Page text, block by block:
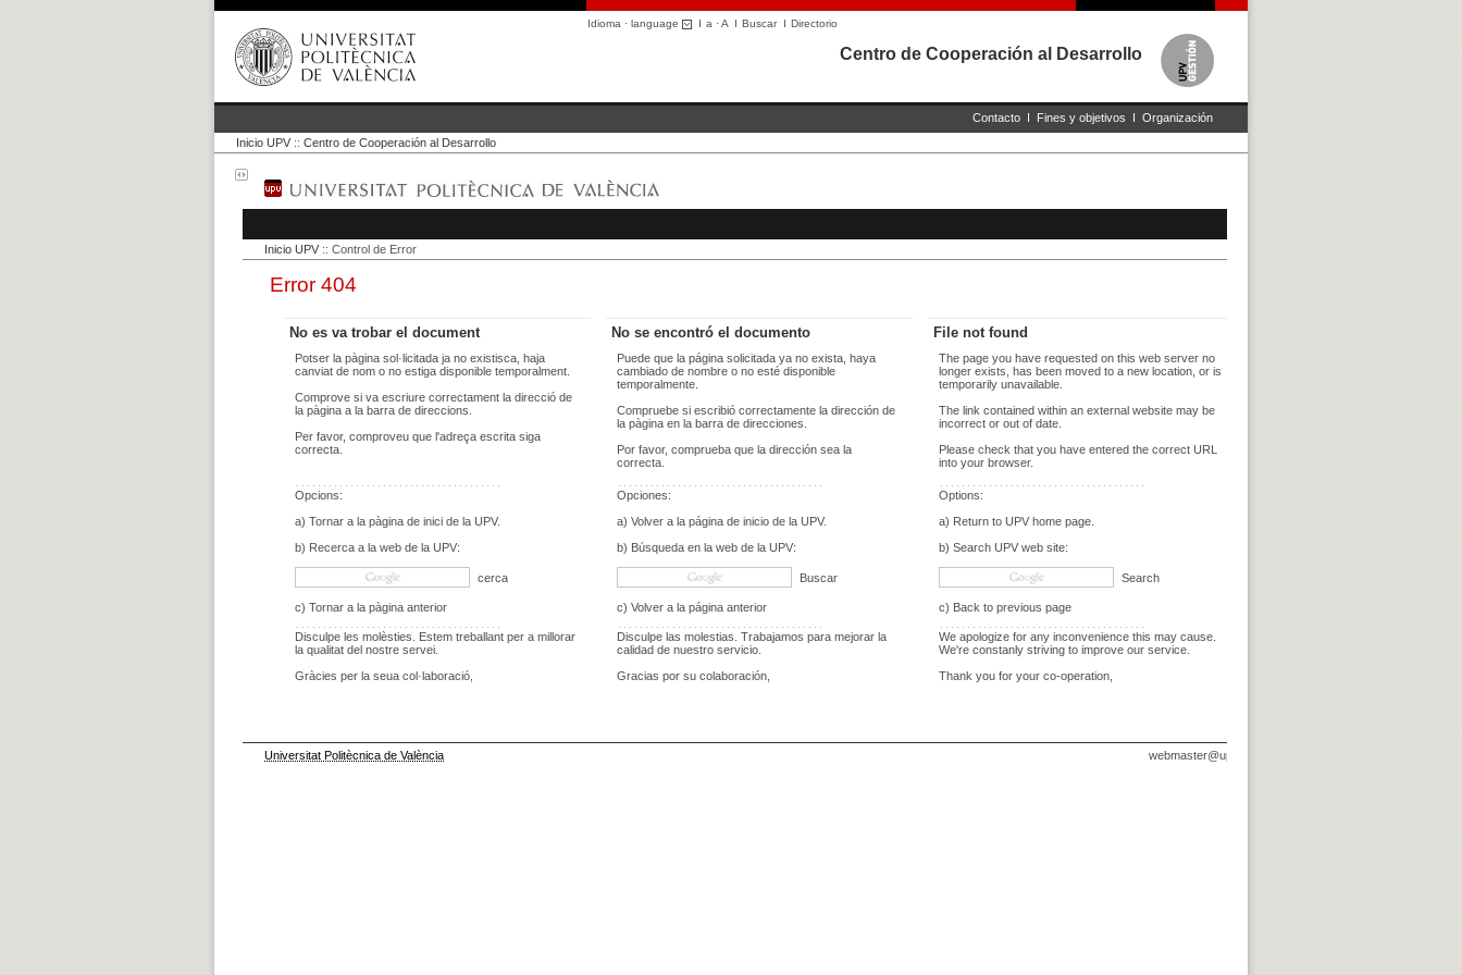
Idioma · language I a ·A I BuscarI Directorio
Centro de Cooperación al Desarrollo
Contacto I Fines y objetivos I Organización
Inicio UPV :: Centro de Cooperación al Desarrollo